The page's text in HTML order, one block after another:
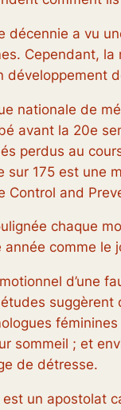
décennie a vu
Cependant,
développement
nationale de
avant la 20e
perdus au
sur 175 est une
Control and
chaque
année comme le
d’une
sommeil ; et
de détresse.
un apostolat